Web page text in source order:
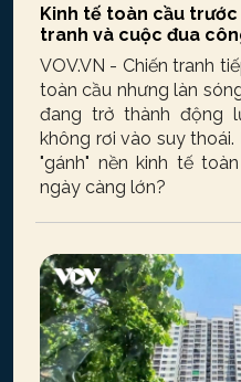
Kinh tế toàn cầu
tranh và cuộc đua
VOV.VN - Chiến tranh
toàn cầu nhưng làn
đang trở thành động
không rơi vào suy
"gánh" nền kinh tế
ngày càng lớn?